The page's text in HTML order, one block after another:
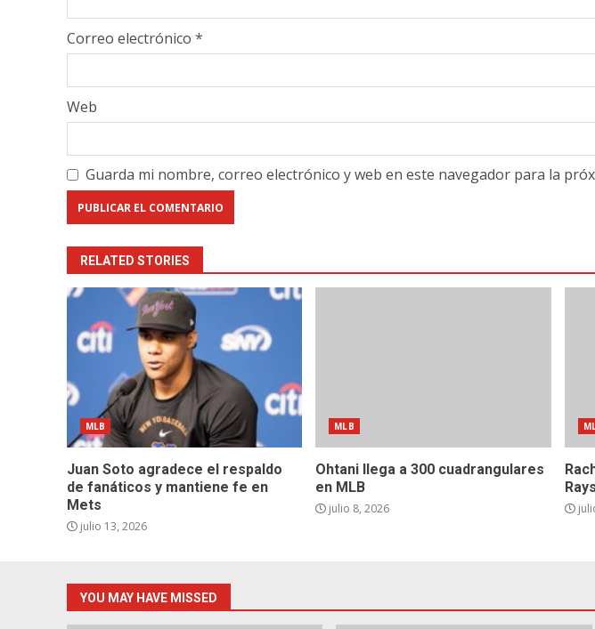
Correo electrónico *
Web
Guarda mi nombre, correo electrónico y web en este navegador para la
RELATED STORIES
MLB
Juan Soto agradece el respaldo
de fanáticos y mantiene fe en
Mets
julio 13, 2026
MLB
Ohtani llega a 300 cuadrangulares
en MLB
julio 8, 2026
YOU MAY HAVE MISSED